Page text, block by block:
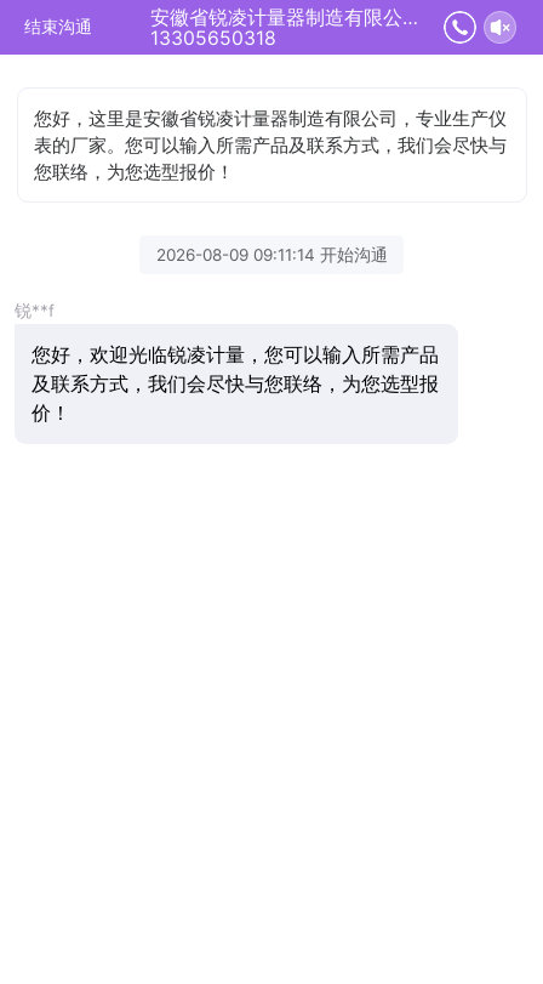
结束沟通
安徽省锐凌计量器制造有限公司正在为您服务
13305650318
您好，这里是安徽省锐凌计量器制造有限公司，专业生产仪
表的厂家。您可以输入所需产品及联系方式，我们会尽快与
您联络，为您选型报价！
2026-08-09 09:11:14 开始沟通
锐**f
您好，欢迎光临锐凌计量，您可以输入所需产品
及联系方式，我们会尽快与您联络，为您选型报
价！